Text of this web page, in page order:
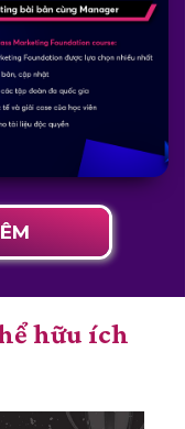
hữu ích